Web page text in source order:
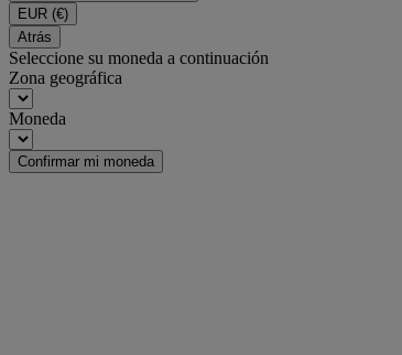
EUR (€)
Atrás
Seleccione su moneda a continuación
Zona geográfica
Moneda
Confirmar mi moneda